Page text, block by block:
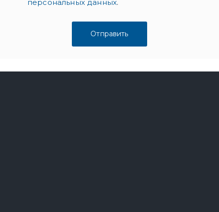
персональных данных.